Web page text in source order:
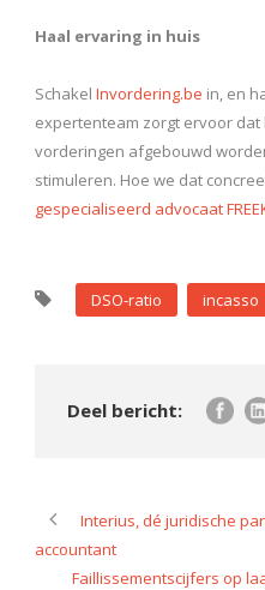
Haal ervaring in huis
Schakel Invordering.be in, en
expertenteam zorgt ervoor
vorderingen afgebouwd
stimuleren. Hoe we dat
gespecialiseerd advocaat
DSO-ratio incasso
Interius, dé juridische
accountant
Faillissementscijfers op